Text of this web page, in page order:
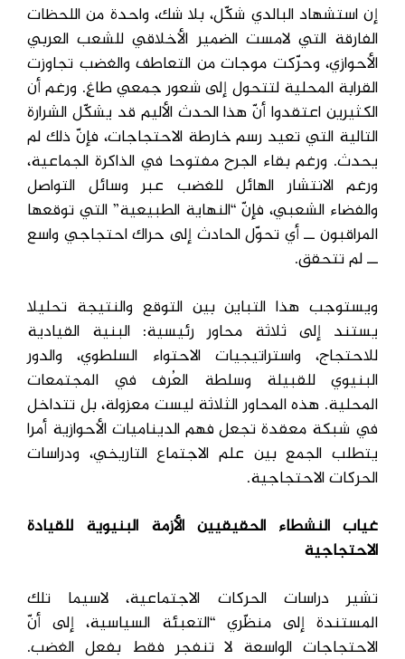
إن استشهاد البالدي شكّل، بلا شك، واحدة من اللحظات
الفارقة التي لامست الضمير الأخلاقي للشعب العربي
الأحوازي، وحرّكت موجات من التعاطف والغضب تجاوزت
القرابة المحلية لتتحول إلى شعور جمعي طاغٍ. ورغم أن
الكثيرين اعتقدوا أنّ هذا الحدث الأليم قد يشكّل الشرارة
التالية التي تعيد رسم خارطة الاحتجاجات، فإنّ ذلك لم
يحدث. ورغم بقاء الجرح مفتوحا في الذاكرة الجماعية،
ورغم الانتشار الهائل للغضب عبر وسائل التواصل
والفضاء الشعبي، فإنّ “النهاية الطبيعية” التي توقعها
المراقبون ــ أي تحوّل الحادث إلى حراك احتجاجي واسع
ــ لم تتحقق.
ويستوجب هذا التباين بين التوقع والنتيجة تحليلا
يستند إلى ثلاثة محاور رئيسية: البنية القيادية
للاحتجاج، واستراتيجيات الاحتواء السلطوي، والدور
البنيوي للقبيلة وسلطة العُرف في المجتمعات
المحلية. هذه المحاور الثلاثة ليست معزولة، بل تتداخل
في شبكة معقدة تجعل فهم الديناميات الأحوازية أمرا
يتطلب الجمع بين علم الاجتماع التاريخي، ودراسات
الحركات الاحتجاجية.
غياب النشطاء الحقيقيين الأزمة البنيوية للقيادة
الاحتجاجية
تشير دراسات الحركات الاجتماعية، لاسيما تلك
المستندة إلى منظّري “التعبئة السياسية، إلى أنّ
الاحتجاجات الواسعة لا تنفجر فقط بفعل الغضب.